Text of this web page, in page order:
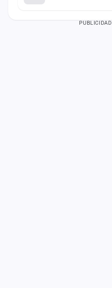
PUBLICIDAD